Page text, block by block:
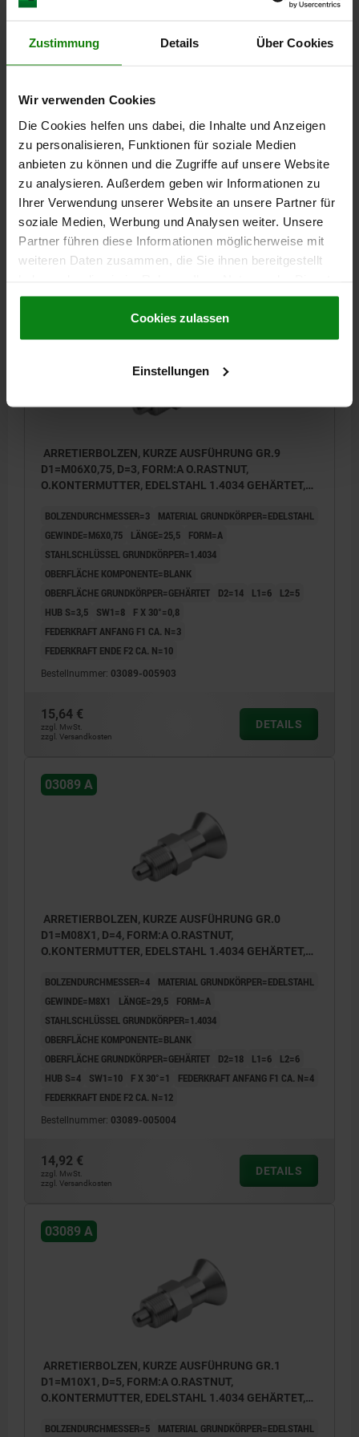
Zustimmung Details Über Cookies
Wir verwenden Cookies
Die Cookies helfen uns dabei, die Inhalte und Anzeigen
zu personalisieren, Funktionen für soziale Medien
anbieten zu können und die Zugriffe auf unsere Website
zu analysieren. Außerdem geben wir Informationen zu
Ihrer Verwendung unserer Website an unsere Partner für
soziale Medien, Werbung und Analysen weiter. Unsere
Partner führen diese Informationen möglicherweise mit
weiteren Daten zusammen, die Sie ihnen bereitgestellt
gesammelt haben.Cookie Richtlinien
Datenschutz|AGB
Cookies zulassen
Einstellungen
UNGEHÄRTET, KOMP:EDELSTAHL 1.4305 BLANK
BOLZENDURCHMESSER=10
MATERIAL GRUNDKÖRPER=EDELSTAHL
OBERFLÄCHE KOMPONENTE=BLANK
OBERFLÄCHE GRUNDKÖRPER=UNGEHÄRTET D2=33 L1=15
L2=12 HUB S=10 SW1=22
F X 30°=2,8
FEDERKRAFT ANFANG F1 CA. N=15
FEDERKRAFT ENDE F2 CA. N=32
Bestellnummer:03089-115410
31,96 €
zzgl. MwSt.
DETAILS
ARRETIERBOLZEN, KURZE AUSFÜHRUNG GR.9
D1=M06X0,75, D=3, FORM:A O.RASTNUT,
O.KONTERMUTTER, EDELSTAHL 1.4034 GEHÄRTET,
BOLZENDURCHMESSER=3
MATERIAL GRUNDKÖRPER=EDELSTAHL
GEWINDE=M6X0,75
LÄNGE=25,5
FORM=A
STAHLSCHLÜSSEL GRUNDKÖRPER=1.4034
OBERFLÄCHE KOMPONENTE=BLANK
OBERFLÄCHE GRUNDKÖRPER=GEHÄRTET
D2=14 L1=6
L2=5
HUB S=3,5
SW1=8
F X 30°=0,8
FEDERKRAFT ANFANG F1 CA. N=3
FEDERKRAFT ENDE F2 CA. N=10
Bestellnummer: 03089-005903
15,64 €
zzgl. MwSt.
zzgl. Versandkosten
DETAILS
03089 A
ARRETIERBOLZEN, KURZE AUSFÜHRUNG GR.0
D1=M08X1, D=4, FORM:A O.RASTNUT,
O.KONTERMUTTER, EDELSTAHL 1.4034 GEHÄRTET,
BOLZENDURCHMESSER=4
MATERIAL GRUNDKÖRPER=EDELSTAHL
GEWINDE=M8X1
LÄNGE=29,5
FORM=A
STAHLSCHLÜSSEL GRUNDKÖRPER=1.4034
OBERFLÄCHE KOMPONENTE=BLANK
OBERFLÄCHE GRUNDKÖRPER=GEHÄRTET
D2=18 L1=6
L2=6
HUB S=4
SW1=10 F X 30°=1
FEDERKRAFT ANFANG F1 CA. N=4
FEDERKRAFT ENDE F2 CA. N=12
Bestellnummer: 03089-005004
14,92 €
zzgl. MwSt.
zzgl. Versandkosten
DETAILS
03089 A
ARRETIERBOLZEN, KURZE AUSFÜHRUNG GR.1
D1=M10X1, D=5, FORM:A O.RASTNUT,
O.KONTERMUTTER, EDELSTAHL 1.4034 GEHÄRTET,
BOLZENDURCHMESSER=5 MATERIAL GRUNDKÖRPER=EDELSTAHL